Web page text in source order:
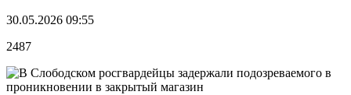
30.05.2026 09:55
2487